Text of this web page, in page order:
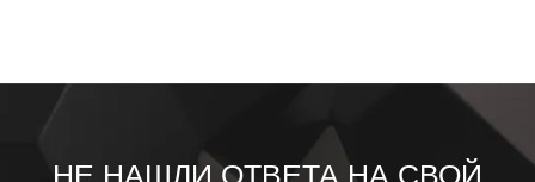
НЕ НАШЛИ ОТВЕТА НА СВОЙ